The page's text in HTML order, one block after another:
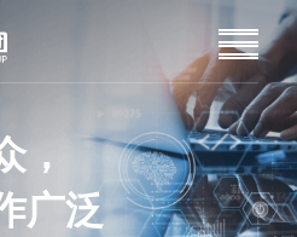
，
广泛